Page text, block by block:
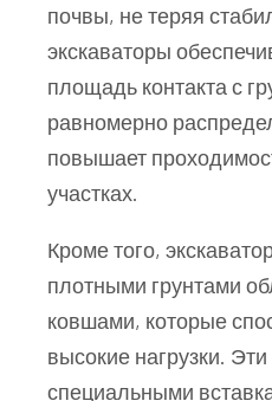
почвы, не теряя
экскаваторы
площадь контакта с
равномерно
повышает
участках.
Кроме того,
плотными грунтами
ковшами, которые
высокие нагрузки.
специальными